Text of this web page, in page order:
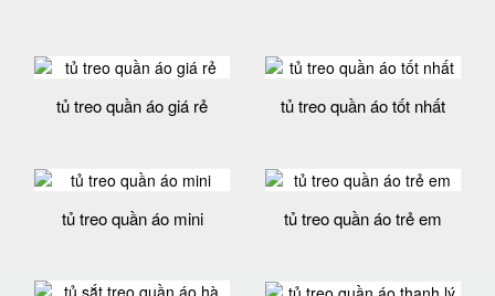
tủ treo quần áo giá rẻ tủ treo quần áo tốt nhất
tủ treo quần áo mini tủ treo quần áo trẻ em